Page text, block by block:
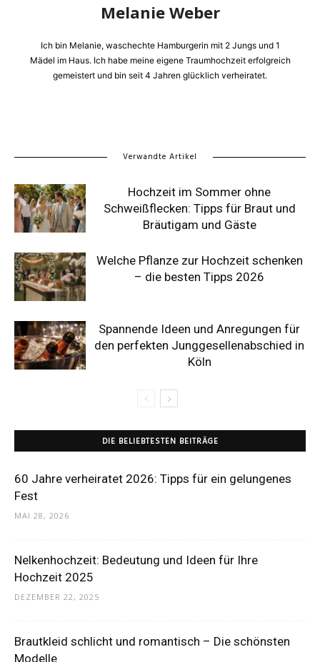
Melanie Weber
Ich bin Melanie, waschechte Hamburgerin mit 2 Jungs und 1
Mädel im Haus. Ich habe meine eigene Traumhochzeit erfolgreich
gemeistert und bin seit 4 Jahren glücklich verheiratet.
Verwandte Artikel
Hochzeit im Sommer ohne
Schweißflecken: Tipps für Braut und
Bräutigam und Gäste
Welche Pflanze zur Hochzeit schenken
– die besten Tipps 2026
Spannende Ideen und Anregungen für
den perfekten Junggesellenabschied in
Köln
DIE BELIEBTESTEN BEITRÄGE
60 Jahre verheiratet 2026: Tipps für ein gelungenes
Fest
MAI 28, 2026
Nelkenhochzeit: Bedeutung und Ideen für Ihre
Hochzeit 2025
DEZEMBER 22, 2025
Brautkleid schlicht und romantisch – Die schönsten
Modelle